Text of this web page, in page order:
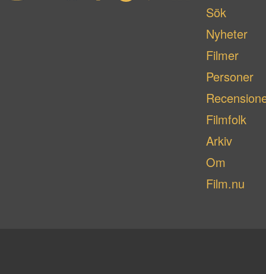
Sök
Nyheter
Filmer
Personer
Filmfolk
Arkiv
Om
Film.nu